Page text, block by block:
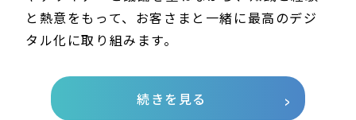
と熱意をもって、お客さまと一緒に最高のデジ
タル化に取り組みます。
続きを見る